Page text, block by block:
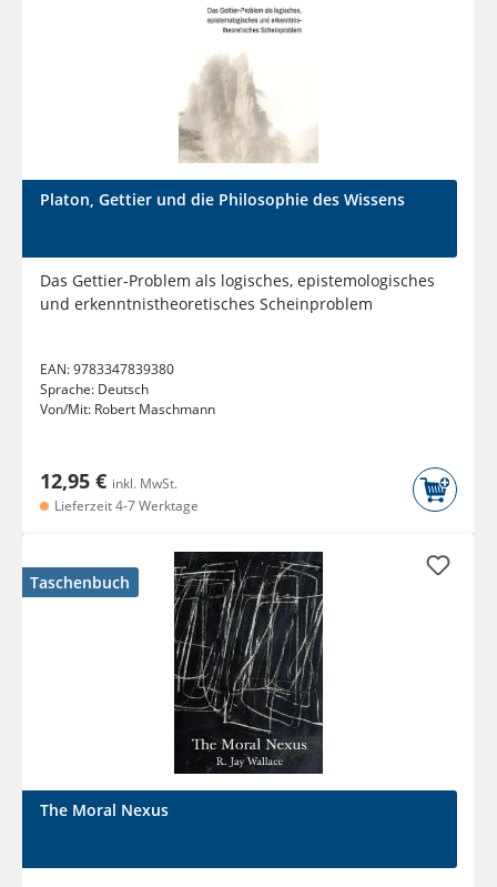
Platon, Gettier und die Philosophie des Wissens
Das Gettier-Problem als logisches, epistemologisches
und erkenntnistheoretisches Scheinproblem
EAN:9783347839380
Sprache: Deutsch
Von/Mit: Robert Maschmann
12,95 € inkl. MwSt.
Lieferzeit 4-7 Werktage
Taschenbuch
The Moral Nexus